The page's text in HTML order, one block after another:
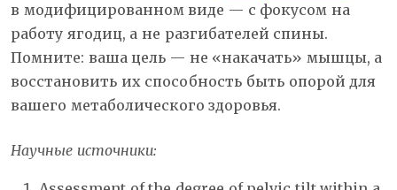
в модифицированном виде — с фокусом на
работу ягодиц, а не разгибателей спины.
Помните: ваша цель — не «накачать» мышцы, а
восстановить их способность быть опорой для
вашего метаболического здоровья.
Научные источники: